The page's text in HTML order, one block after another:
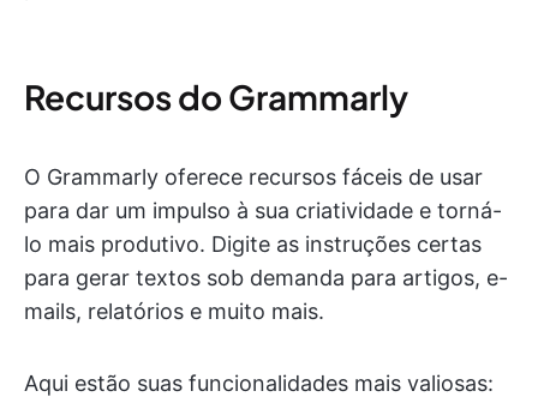
Recursos do Grammarly
O Grammarly oferece recursos fáceis de usar
para dar um impulso à sua criatividade e torná-
lo mais produtivo. Digite as instruções certas
para gerar textos sob demanda para artigos, e-
mails, relatórios e muito mais.
Aqui estão suas funcionalidades mais valiosas: